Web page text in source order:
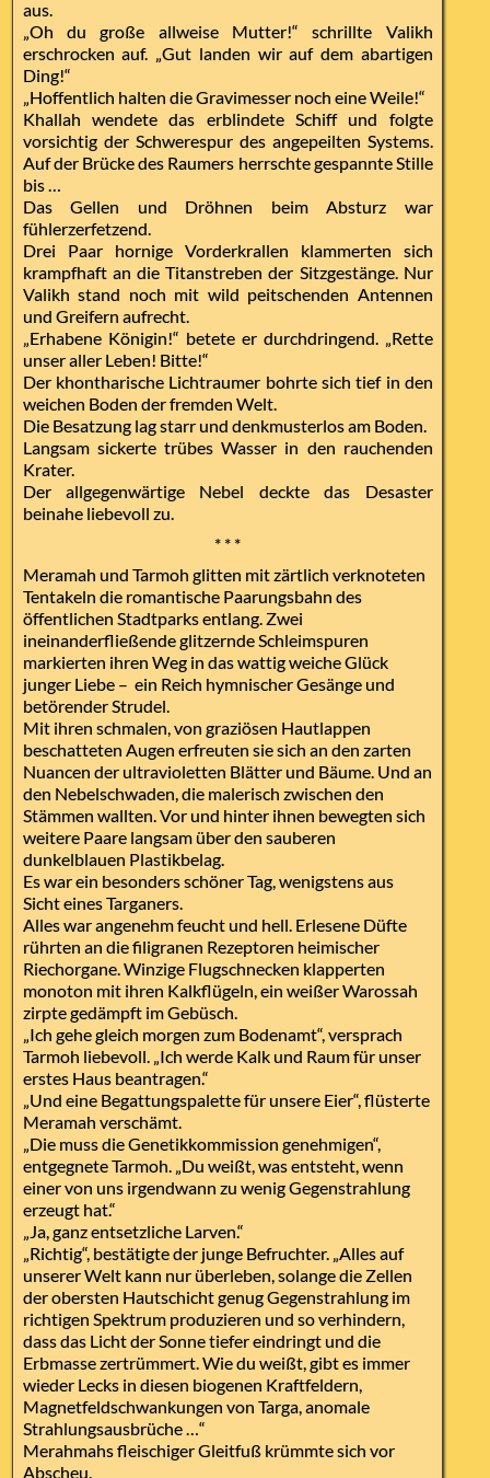
aus.
„Oh du große allweise Mutter!“ schrillte Valikh
erschrocken auf. „Gut landen wir auf dem abartigen
Ding!“
„Hoffentlich halten die Gravimesser noch eine Weile!“
Khallah wendete das erblindete Schiff und folgte
vorsichtig der Schwerespur des angepeilten Systems.
Auf der Brücke des Raumers herrschte gespannte Stille
bis …
Das Gellen und Dröhnen beim Absturz war
fühlerzerfetzend.
Drei Paar hornige Vorderkrallen klammerten sich
krampfhaft an die Titanstreben der Sitzgestänge. Nur
Valikh stand noch mit wild peitschenden Antennen
und Greifern aufrecht.
„Erhabene Königin!“ betete er durchdringend. „Rette
unser aller Leben! Bitte!“
Der khontharische Lichtraumer bohrte sich tief in den
weichen Boden der fremden Welt.
Die Besatzung lag starr und denkmusterlos am Boden.
Langsam sickerte trübes Wasser in den rauchenden
Krater.
Der allgegenwärtige Nebel deckte das Desaster
beinahe liebevoll zu.
* * *
Meramah und Tarmoh glitten mit zärtlich verknoteten
Tentakeln die romantische Paarungsbahn des
öffentlichen Stadtparks entlang. Zwei
ineinanderfließende glitzernde Schleimspuren
markierten ihren Weg in das wattig weiche Glück
junger Liebe – ein Reich hymnischer Gesänge und
betörender Strudel.
Mit ihren schmalen, von graziösen Hautlappen
beschatteten Augen erfreuten sie sich an den zarten
Nuancen der ultravioletten Blätter und Bäume. Und an
den Nebelschwaden, die malerisch zwischen den
Stämmen wallten. Vor und hinter ihnen bewegten sich
weitere Paare langsam über den sauberen
dunkelblauen Plastikbelag.
Es war ein besonders schöner Tag, wenigstens aus
Sicht eines Targaners.
Alles war angenehm feucht und hell. Erlesene Düfte
rührten an die filigranen Rezeptoren heimischer
Riechorgane. Winzige Flugschnecken klapperten
monoton mit ihren Kalkflügeln, ein weißer Warossah
zirpte gedämpft im Gebüsch.
„Ich gehe gleich morgen zum Bodenamt“, versprach
Tarmoh liebevoll. „Ich werde Kalk und Raum für unser
erstes Haus beantragen.“
„Und eine Begattungspalette für unsere Eier“, flüsterte
Meramah verschämt.
„Die muss die Genetikkommission genehmigen“,
entgegnete Tarmoh. „Du weißt, was entsteht, wenn
einer von uns irgendwann zu wenig Gegenstrahlung
erzeugt hat.“
„Ja, ganz entsetzliche Larven.“
„Richtig“, bestätigte der junge Befruchter. „Alles auf
unserer Welt kann nur überleben, solange die Zellen
der obersten Hautschicht genug Gegenstrahlung im
richtigen Spektrum produzieren und so verhindern,
dass das Licht der Sonne tiefer eindringt und die
Erbmasse zertrümmert. Wie du weißt, gibt es immer
wieder Lecks in diesen biogenen Kraftfeldern,
Magnetfeldschwankungen von Targa, anomale
Strahlungsausbrüche …“
Merahmahs fleischiger Gleitfuß krümmte sich vor
Abscheu.